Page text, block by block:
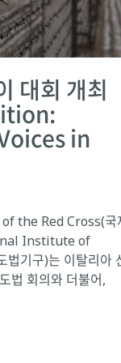
대회 개최
in
the Red Cross(국
Institute of
기구)는 이탈리아
법 회의와 더불어,